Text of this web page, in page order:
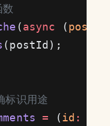
(async (postId
(postId);
识用途
= (id :